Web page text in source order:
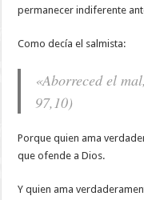
permanecer indiferente
Como decía el salmista:
«Aborreced el
97,10)
Porque quien ama
que ofende a Dios.
Y quien ama